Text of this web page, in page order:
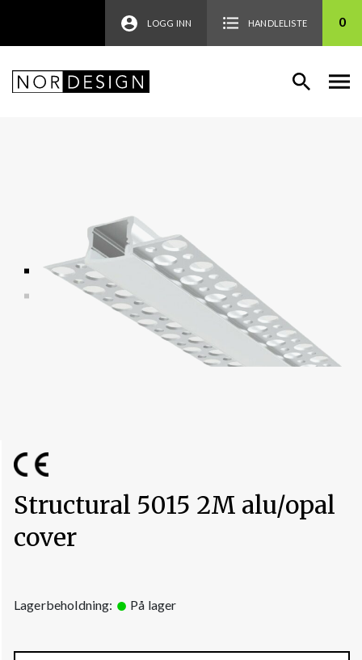
LOGG INN HANDLELISTE 0
Structural 5015 2M alu/opal
cover
Lagerbeholdning: På lager